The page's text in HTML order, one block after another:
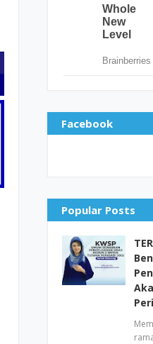
Facebook
Popular Posts